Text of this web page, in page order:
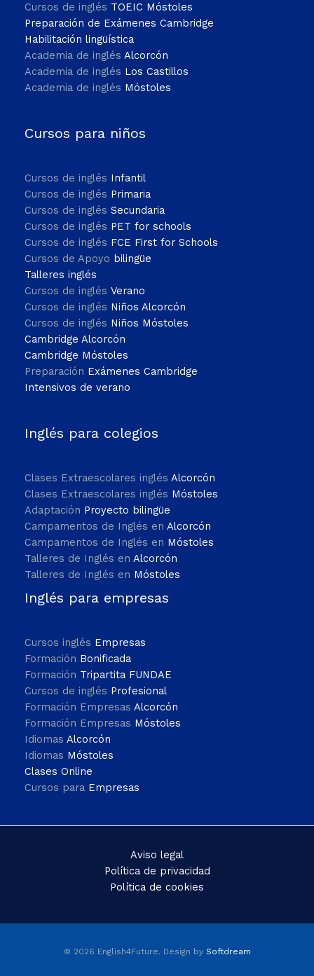
Cursos de inglés TOEIC Móstoles
Preparación de Exámenes Cambridge
Habilitación lingüística
Academia de inglés Alcorcón
Academia de inglés Los Castillos
Academia de inglés Móstoles
Cursos para niños
Cursos de inglés Infantil
Cursos de inglés Primaria
Cursos de inglés Secundaria
Cursos de inglés PET for schools
Cursos de inglés FCE First for Schools
Cursos de Apoyo bilingüe
Talleres inglés
Cursos de inglés Verano
Cursos de inglés Niños Alcorcón
Cursos de inglés Niños Móstoles
Cambridge Alcorcón
Cambridge Móstoles
Preparación Exámenes Cambridge
Intensivos de verano
Inglés para colegios
Clases Extraescolares inglés Alcorcón
Clases Extraescolares inglés Móstoles
Adaptación Proyecto bilingüe
Campamentos de Inglés en Alcorcón
Campamentos de Inglés en Móstoles
Talleres de Inglés en Alcorcón
Talleres de Inglés en Móstoles
Inglés para empresas
Cursos inglés Empresas
Formación Bonificada
Formación Tripartita FUNDAE
Cursos de inglés Profesional
Formación Empresas Alcorcón
Formación Empresas Móstoles
Idiomas Alcorcón
Idiomas Móstoles
Clases Online
Cursos para Empresas
Aviso legal
Política de privacidad
Política de cookies
© 2026 English4Future. Design by Softdream